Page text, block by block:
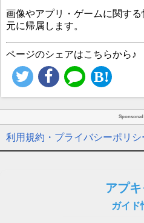
画像やアプリ・ゲームに関す
元に帰属します。
ページのシェアはこちらから♪
Sponsored
利用規約・プライバシーポリシ
アプキ
ガイド